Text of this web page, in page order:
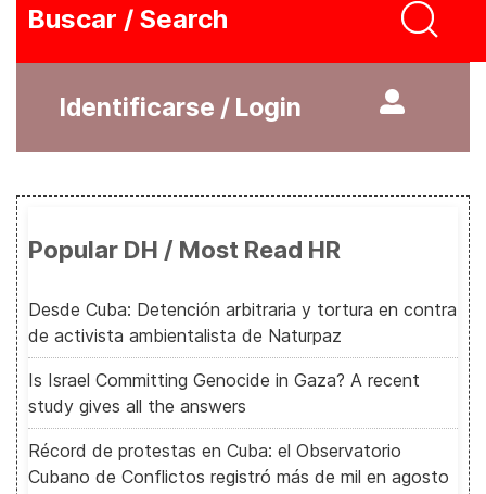
Buscar / Search
Identificarse / Login
Popular DH / Most Read HR
Desde Cuba: Detención arbitraria y tortura en contra
de activista ambientalista de Naturpaz
Is Israel Committing Genocide in Gaza? A recent
study gives all the answers
Récord de protestas en Cuba: el Observatorio
Cubano de Conflictos registró más de mil en agosto